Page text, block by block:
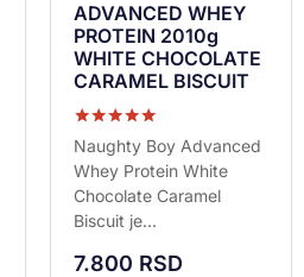
ADVANCED WHEY
PROTEIN 2010g
WHITE CHOCOLATE
CARAMEL BISCUIT
Ocenjeno sa
5.00
od 5
Naughty Boy Advanced
Whey Protein White
Chocolate Caramel
Biscuit je...
7.800 RSD